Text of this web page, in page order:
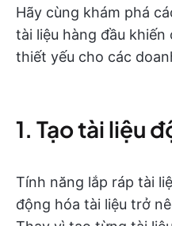
Hãy cùng khám phá
tài liệu hàng đầu
thiết yếu cho các
1. Tạo tài liệu
Tính năng lắp ráp tài
động hóa tài liệu trở